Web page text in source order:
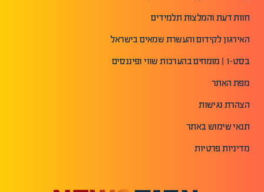
חוות דעת והמלצות תלמידים
האירגון לקידום והעשרת שמאים בישראל
בסט-1 | מומחים בהערכות שווי ופיננסים
מפת האתר
הצהרת נגישות
תנאי שימוש באתר
מדיניות פרטיות